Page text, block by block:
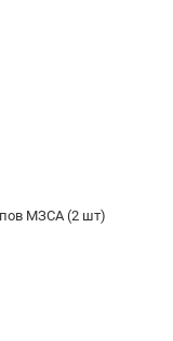
МЗСА (2 шт)